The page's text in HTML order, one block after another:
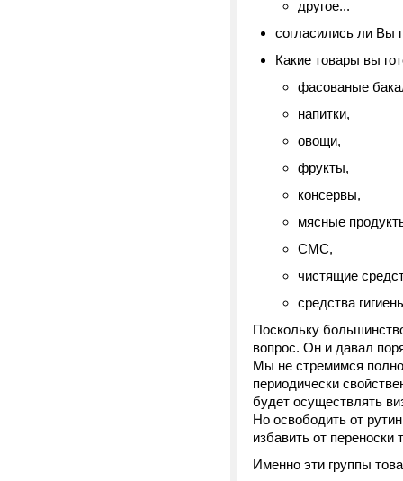
другое...
согласились ли Вы
Какие товары вы
фасованые
напитки,
овощи,
фрукты,
консервы,
мясные
СМС,
чистящие
средства
Поскольку
вопрос. Он и давал
Мы не стремимся
периодически
будет осуществлять
Но освободить от
избавить от
Именно эти группы